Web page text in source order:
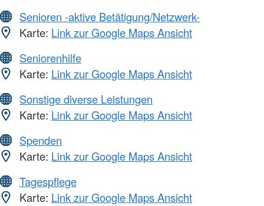
Senioren -aktive Betätigung/Netzwerk-
Karte: Link zur Google Maps Ansicht
Seniorenhilfe
Karte: Link zur Google Maps Ansicht
Sonstige diverse Leistungen
Karte: Link zur Google Maps Ansicht
Spenden
Karte: Link zur Google Maps Ansicht
Tagespflege
Karte: Link zur Google Maps Ansicht